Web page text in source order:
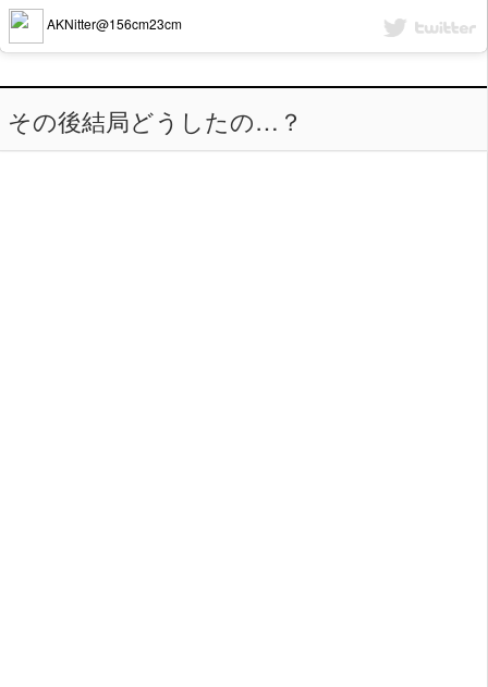
AKNitter@156cm23cm
その後結局どうしたの…？